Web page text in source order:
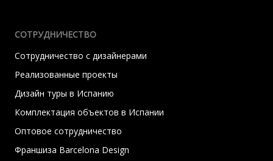
СОТРУДНИЧЕСТВО
Сотрудничество с дизайнерами
Реализованные проекты
Дизайн туры в Испанию
Комплектация объектов в Испании
Оптовое сотрудничество
Франшиза Barcelona Design